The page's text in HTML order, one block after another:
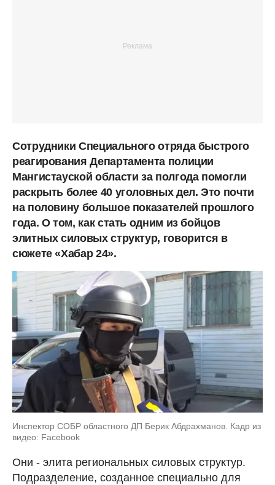
Сотрудники Специального отряда быстрого
реагирования Департамента полиции
Мангистауской области за полгода помогли
раскрыть более 40 уголовных дел. Это почти
на половину большое показателей прошлого
года. О том, как стать одним из бойцов
элитных силовых структур, говорится в
сюжете «Хабар 24».
Инспектор СОБР областного ДП Берик Абдрахманов. Кадр из
видео: Facebook
Они - элита региональных силовых структур.
Подразделение, созданное специально для